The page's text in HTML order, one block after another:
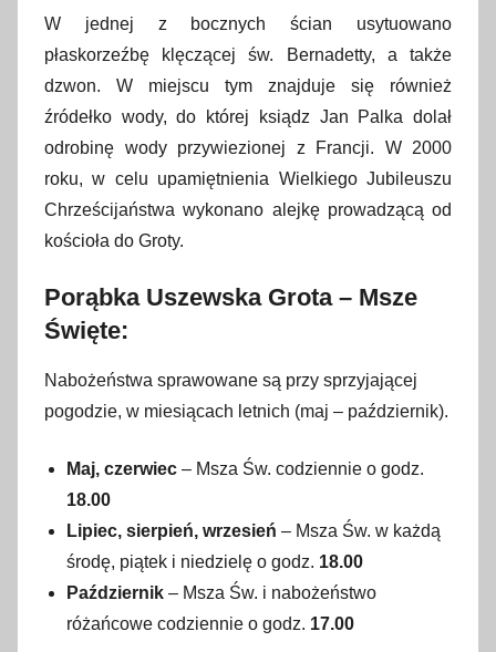
z
i
k
a
2
1
6
W jednej z bocznych ścian usytuowano
płaskorzeźbę klęczącej św. Bernadetty, a także
dzwon. W miejscu tym znajduje się również
źródełko wody, do której ksiądz Jan Palka dolał
odrobinę wody przywiezionej z Francji. W 2000
roku, w celu upamiętnienia Wielkiego Jubileuszu
Chrześcijaństwa wykonano alejkę prowadzącą od
kościoła do Groty.
Porąbka Uszewska Grota – Msze
Święte:
Nabożeństwa sprawowane są przy sprzyjającej
pogodzie, w miesiącach letnich (maj – październik).
Maj, czerwiec – Msza Św. codziennie o godz.
18.00
Lipiec, sierpień, wrzesień – Msza Św. w każdą
środę, piątek i niedzielę o godz. 18.00
Październik – Msza Św. i nabożeństwo
różańcowe codziennie o godz. 17.00